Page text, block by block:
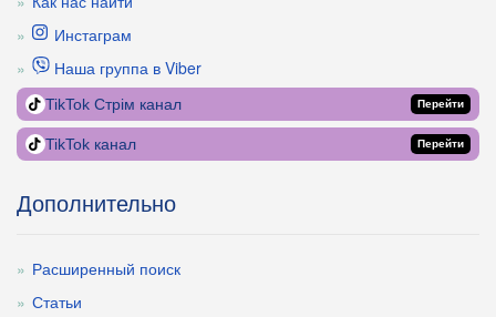
Инстаграм
Наша группа в Viber
TikTok Стрім канал Перейти
TikTok канал Перейти
Дополнительно
Расширенный поиск
Статьи